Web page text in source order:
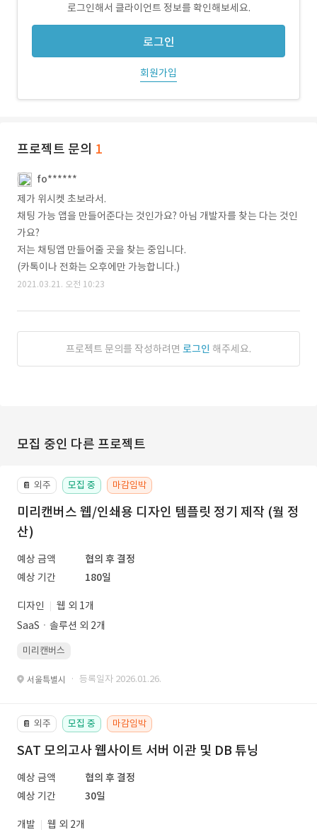
로그인해서 클라이언트 정보를 확인해보세요.
로그인
회원가입
프로젝트 문의 1
fo******
제가 위시켓 초보라서.
채팅 가능 앱을 만들어준다는 것인가요? 아님 개발자를 찾는 다는 것인
가요?
저는 채팅앱 만들어줄 곳을 찾는 중입니다.
(카톡이나 전화는 오후에만 가능합니다.)
2021.03.21. 오전 10:23
프로젝트 문의를 작성하려면 로그인 해주세요.
모집 중인 다른 프로젝트
📔 외주 모집 중 마감임박
미리캔버스 웹/인쇄용 디자인 템플릿 정기 제작 (월 정
산)
예상 금액
협의 후 결정
예상 기간
180일
디자인
웹 외 1개
SaaSㆍ솔루션 외 2개
미리캔버스
서울특별시 · 등록일자 2026.01.26.
📔 외주 모집 중 마감임박
SAT 모의고사 웹사이트 서버 이관 및 DB 튜닝
예상 금액
협의 후 결정
예상 기간
30일
개발
웹 외 2개